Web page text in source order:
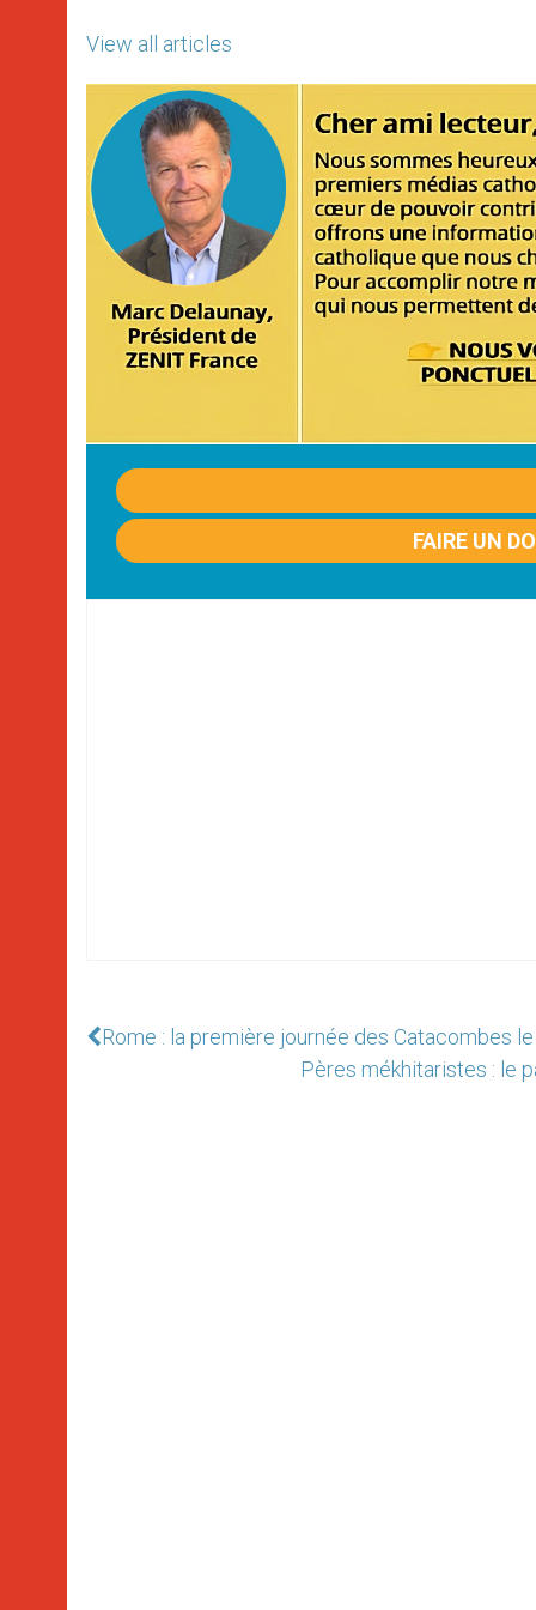
View all articles
FAIRE UN
Rome : la première journée des Catacombes
Pères mékhitaristes : le